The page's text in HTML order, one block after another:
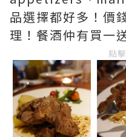
品選擇都好多！價
理！餐酒仲有買一
點